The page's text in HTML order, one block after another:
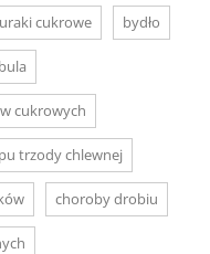
cukrowe bydło
cukrowych
trzody chlewnej
choroby drobiu